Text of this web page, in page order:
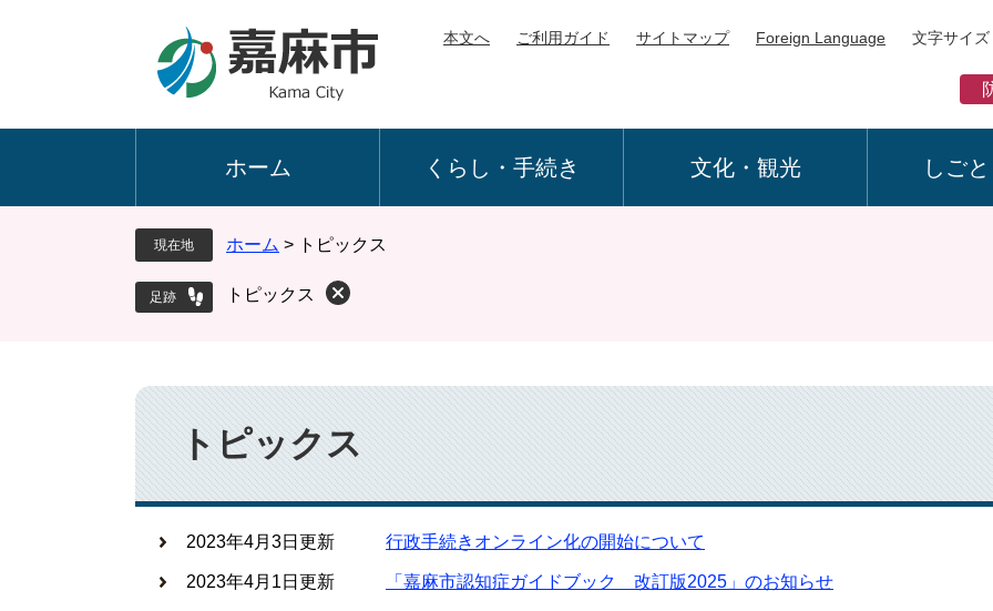
本文へ ご利用ガイド サイトマップ Foreign Language 文字サイズ
ホーム くらし・手続き 文化・観光 しご
現在地 ホーム > トピックス
トピックス
本
文
トピックス
2023年4月3日更新 行政手続きオンライン化の開始について
2023年4月1日更新 「嘉麻市認知症ガイドブック 改訂版2025」のお知らせ